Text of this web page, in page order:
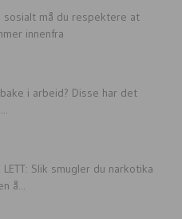
sosialt må du respektere at
innenfra
i arbeid? Disse har det
LETT: Slik smugler du narkotika
å...